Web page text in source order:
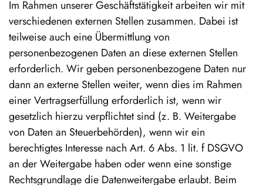
Im Rahmen unserer Geschäftstätigkeit arbeiten wir mit
verschiedenen externen Stellen zusammen. Dabei ist
teilweise auch eine Übermittlung von
personenbezogenen Daten an diese externen Stellen
erforderlich. Wir geben personenbezogene Daten nur
dann an externe Stellen weiter, wenn dies im Rahmen
einer Vertragserfüllung erforderlich ist, wenn wir
gesetzlich hierzu verpflichtet sind (z. B. Weitergabe
von Daten an Steuerbehörden), wenn wir ein
berechtigtes Interesse nach Art. 6 Abs. 1 lit. f DSGVO
an der Weitergabe haben oder wenn eine sonstige
Rechtsgrundlage die Datenweitergabe erlaubt. Beim